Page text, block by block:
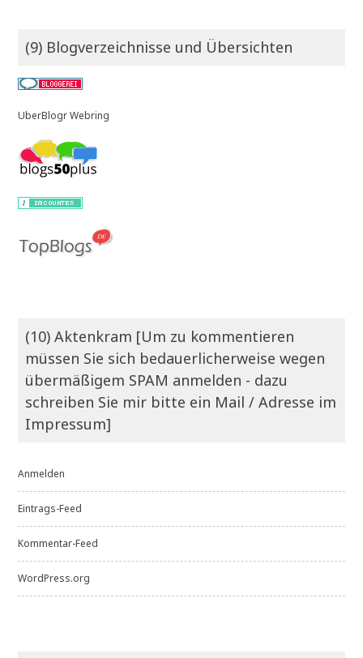
(9) Blogverzeichnisse und Übersichten
UberBlogr Webring
(10) Aktenkram [Um zu kommentieren
müssen Sie sich bedauerlicherweise wegen
übermäßigem SPAM anmelden - dazu
schreiben Sie mir bitte ein Mail / Adresse im
Impressum]
Anmelden
Eintrags-Feed
Kommentar-Feed
WordPress.org